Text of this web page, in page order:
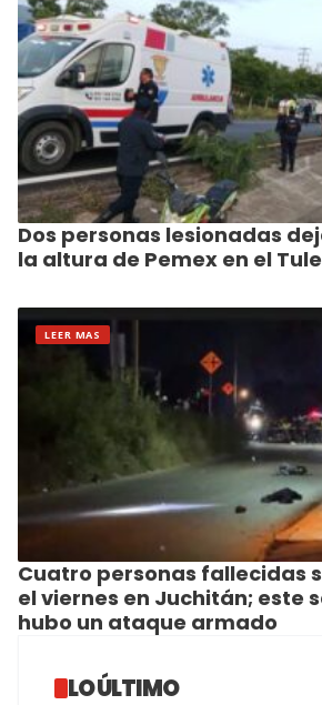
Dos personas lesionadas
la altura de Pemex en el Tule
LEER MAS
Cuatro personas fallecidas
el viernes en Juchitán; este
hubo un ataque armado
LO ÚLTIMO